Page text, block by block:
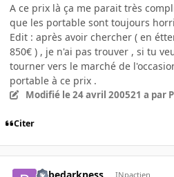
A ce prix là ça me parait très
que les portable sont toujours
Edit : après avoir chercher ( en
850€ ) , je n'ai pas trouver , si tu
tourner vers le marché de
portable à ce prix .
Modifié le 24 avril 200521 a par
Citer
INpactien